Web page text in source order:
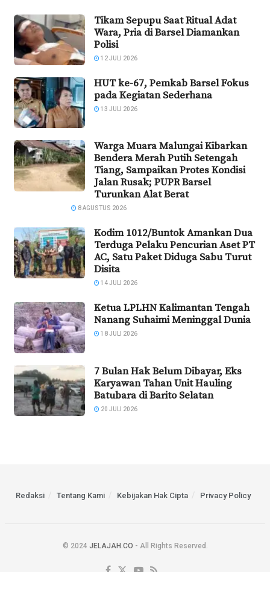
Tikam Sepupu Saat Ritual Adat
Wara, Pria di Barsel Diamankan
Polisi
12 JULI 2026
HUT ke-67, Pemkab Barsel Fokus
pada Kegiatan Sederhana
13 JULI 2026
Warga Muara Malungai Kibarkan
Bendera Merah Putih Setengah
Tiang, Sampaikan Protes Kondisi
Jalan Rusak; PUPR Barsel
Turunkan Alat Berat
8 AGUSTUS 2026
Kodim 1012/Buntok Amankan Dua
Terduga Pelaku Pencurian Aset PT
AC, Satu Paket Diduga Sabu Turut
Disita
14 JULI 2026
Ketua LPLHN Kalimantan Tengah
Nanang Suhaimi Meninggal Dunia
18 JULI 2026
7 Bulan Hak Belum Dibayar, Eks
Karyawan Tahan Unit Hauling
Batubara di Barito Selatan
20 JULI 2026
Redaksi Tentang Kami Kebijakan Hak Cipta Privacy Policy
© 2024 JELAJAH.CO - All Rights Reserved.